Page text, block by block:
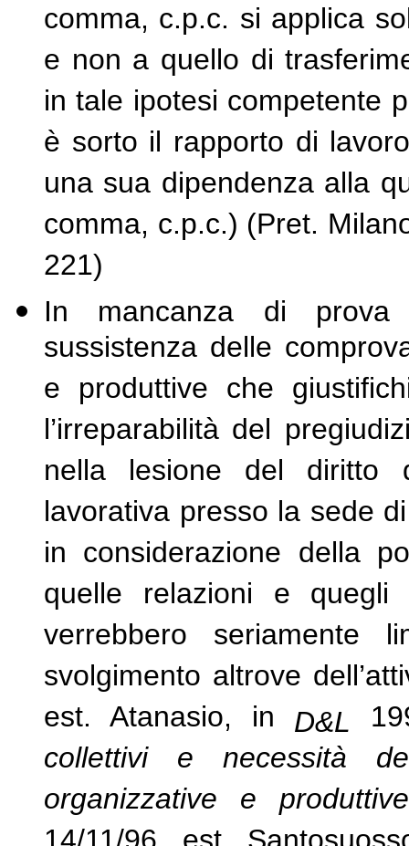
comma, c.p.c. si applica
e non a quello di
in tale ipotesi competente
è sorto il rapporto di
una sua dipendenza alla
comma, c.p.c.) (Pret.
221)
In mancanza di prova
sussistenza delle
e produttive che
l’irreparabilità del
nella lesione del diritto
lavorativa presso la sede
in considerazione della
quelle relazioni e
verrebbero seriamente
svolgimento altrove
est. Atanasio, in
D&L
collettivi e necessità
organizzative e produttive